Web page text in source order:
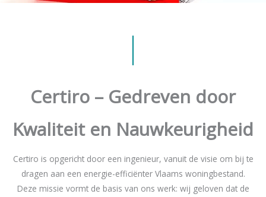
Certiro – Gedreven door
Kwaliteit en Nauwkeurigheid
Certiro is opgericht door een ingenieur, vanuit de visie om bij te
dragen aan een energie-efficiënter Vlaams woningbestand.
Deze missie vormt de basis van ons werk: wij geloven dat de